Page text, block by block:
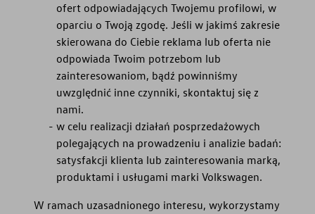
ofert odpowiadających Twojemu profilowi, w
oparciu o Twoją zgodę. Jeśli w jakimś zakresie
skierowana do Ciebie reklama lub oferta nie
odpowiada Twoim potrzebom lub
zainteresowaniom, bądź powinniśmy
uwzględnić inne czynniki, skontaktuj się z
nami.
w celu realizacji działań posprzedażowych
polegających na prowadzeniu i analizie badań:
satysfakcji klienta lub zainteresowania marką,
produktami i usługami marki Volkswagen.
W ramach uzasadnionego interesu, wykorzystamy